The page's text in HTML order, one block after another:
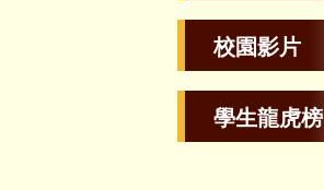
校園影片
學生龍虎榜